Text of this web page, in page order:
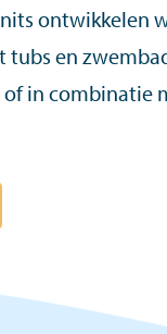
ontwikkelen
tubs en
in combinatie